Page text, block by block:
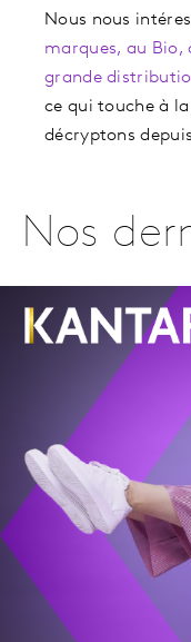
Nous nous
marques, au Bio,
grande
ce qui touche à
décryptons
Nos